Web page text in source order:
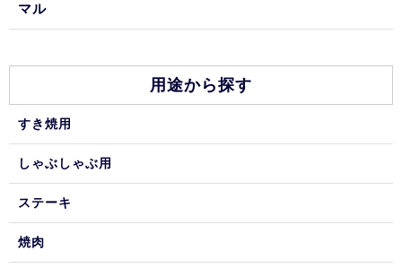
マル
用途から探す
すき焼用
しゃぶしゃぶ用
ステーキ
焼肉